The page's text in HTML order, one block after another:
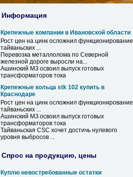
Информация
Крепежные компании в Ивановской области
Рост цен на цинк осложнил функционирование
тайваньских ...
Перевозка металлолома по Северной
железной дороге выросли на...
Ашинский МЗ освоил выпуск готовых
трансформаторов тока
Крепежные кольца stk 102 купить в
Краснодаре
Рост цен на цинк осложнил функционирование
тайваньских ...
Ашинский МЗ освоил выпуск готовых
трансформаторов тока
Тайваньская CSC хочет достичь нулевого
уровня выбросов ...
Спрос на продукцию, цены
Куплю невостребованные остатки